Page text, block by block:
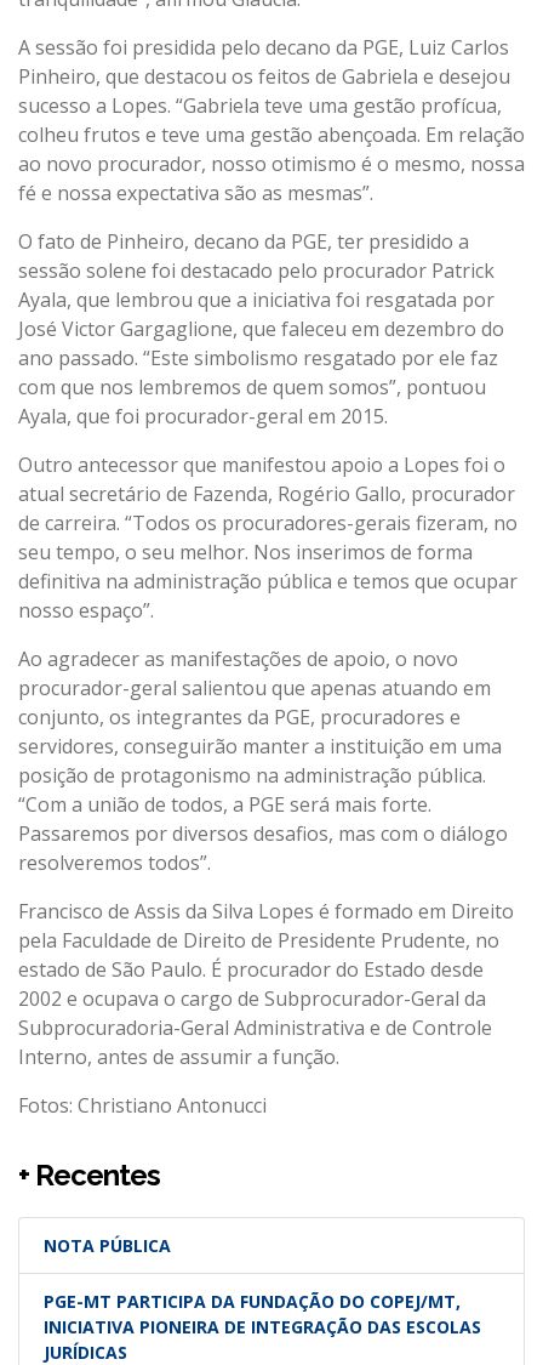
A sessão foi presidida pelo decano da PGE, Luiz Carlos
Pinheiro, que destacou os feitos de Gabriela e desejou
sucesso a Lopes. “Gabriela teve uma gestão profícua,
colheu frutos e teve uma gestão abençoada. Em relação
ao novo procurador, nosso otimismo é o mesmo, nossa
fé e nossa expectativa são as mesmas”.
O fato de Pinheiro, decano da PGE, ter presidido a
sessão solene foi destacado pelo procurador Patrick
Ayala, que lembrou que a iniciativa foi resgatada por
José Victor Gargaglione, que faleceu em dezembro do
ano passado. “Este simbolismo resgatado por ele faz
com que nos lembremos de quem somos”, pontuou
Ayala, que foi procurador-geral em 2015.
Outro antecessor que manifestou apoio a Lopes foi o
atual secretário de Fazenda, Rogério Gallo, procurador
de carreira. “Todos os procuradores-gerais fizeram, no
seu tempo, o seu melhor. Nos inserimos de forma
definitiva na administração pública e temos que ocupar
nosso espaço”.
Ao agradecer as manifestações de apoio, o novo
procurador-geral salientou que apenas atuando em
conjunto, os integrantes da PGE, procuradores e
servidores, conseguirão manter a instituição em uma
posição de protagonismo na administração pública.
“Com a união de todos, a PGE será mais forte.
Passaremos por diversos desafios, mas com o diálogo
resolveremos todos”.
Francisco de Assis da Silva Lopes é formado em Direito
pela Faculdade de Direito de Presidente Prudente, no
estado de São Paulo. É procurador do Estado desde
2002 e ocupava o cargo de Subprocurador-Geral da
Subprocuradoria-Geral Administrativa e de Controle
Interno, antes de assumir a função.
Fotos: Christiano Antonucci
+ Recentes
NOTA PÚBLICA
PGE-MT PARTICIPA DA FUNDAÇÃO DO COPEJ/MT,
INICIATIVA PIONEIRA DE INTEGRAÇÃO DAS ESCOLAS
JURÍDICAS